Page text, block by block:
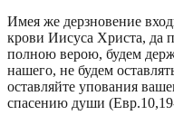
Имея же дерзновение
крови Иисуса Христа, да
полною верою, будем
нашего, не будем
оставляйте упования
спасению души